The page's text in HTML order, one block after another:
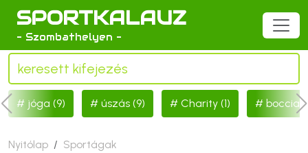
SPORTKALAUZ
- Szombathelyen -
jóga (9) úszás (9) Charity (1) boccia
Nyitólap Sportágak